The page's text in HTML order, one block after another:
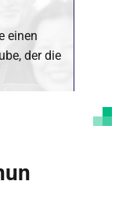
einen
der die